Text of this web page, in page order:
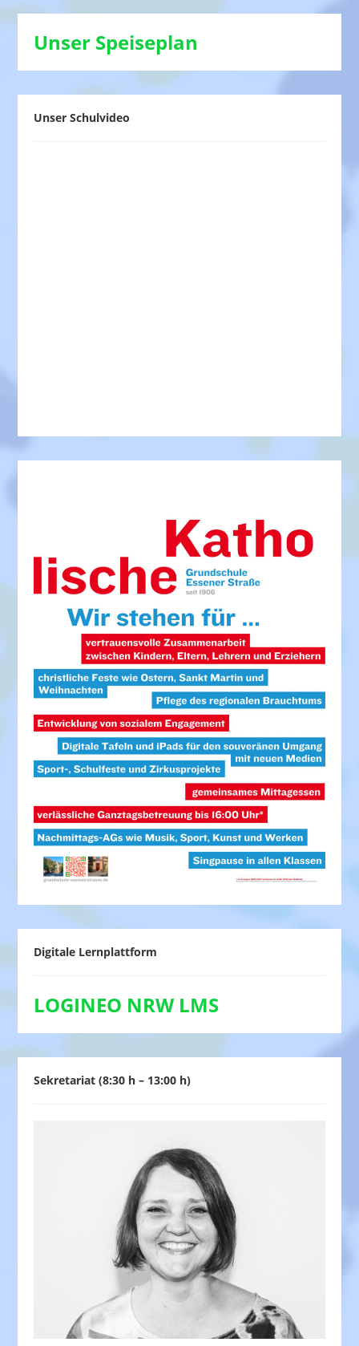
Unser Speiseplan
Unser Schulvideo
Digitale Lernplattform
LOGINEO NRW LMS
Sekretariat (8:30 h – 13:00 h)